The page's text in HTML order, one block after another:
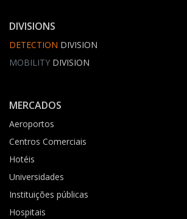
DIVISIONS
DETECTION DIVISION
MOBILITY DIVISION
MERCADOS
Aeroportos
Centros Comerciais
Hotéis
Universidades
Instituições públicas
Hospitais